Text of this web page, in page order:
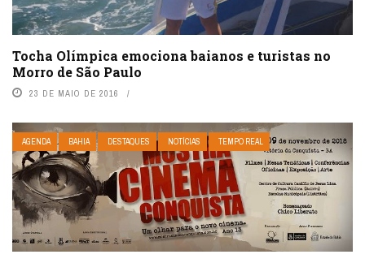
Tocha Olímpica emociona baianos e turistas no
Morro de São Paulo
23 DE MAIO DE 2016
AGENDA BAHIA DESTAQUES NOTÍCIAS TEMPO REAL